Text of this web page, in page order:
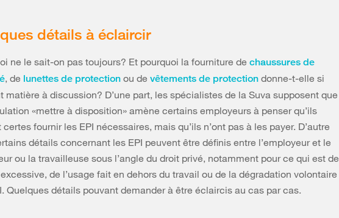
détails à éclaircir
ne le sait-on pas toujours? Et pourquoi la fourniture de chaussures de
, de lunettes de protection ou de vêtements de protection donne-t-elle si
matière à discussion? D’une part, les spécialistes de la Suva supposent que
«mettre à disposition» amène certains employeurs à penser qu’ils
fournir les EPI nécessaires, mais qu’ils n’ont pas à les payer. D’autre
détails concernant les EPI peuvent être définis entre l’employeur et le
ou la travailleuse sous l’angle du droit privé, notamment pour ce qui est de
excessive, de l’usage fait en dehors du travail ou de la dégradation volontaire
Quelques détails pouvant demander à être éclaircis au cas par cas.